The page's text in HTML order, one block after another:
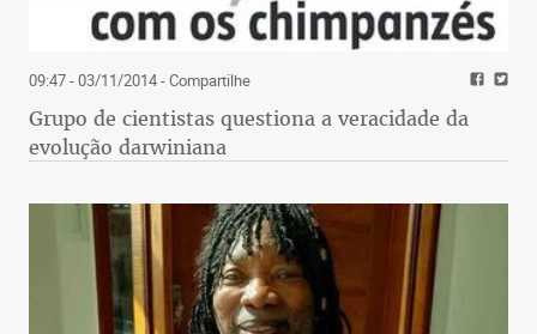
09:47 - 03/11/2014- Compartilhe
Grupo de cientistas questiona a veracidade da
evolução darwiniana